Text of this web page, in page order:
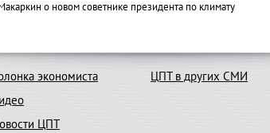
о новом советнике президента по климату
экономиста
ЦПТ
ЦПТ в других СМИ